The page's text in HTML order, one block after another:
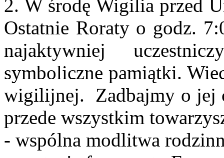
2. W środę Wigilia przed
Ostatnie Roraty o godz.
najaktywniej
symboliczne pamiątki.
wigilijnej. Zadbajmy o jej
przede wszystkim
- wspólna modlitwa